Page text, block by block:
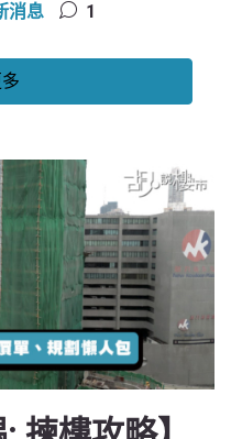
消息 1